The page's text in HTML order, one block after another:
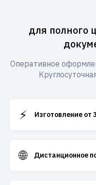
для полного
Оперативное
⚡ Изготовление от
🌐 Дистанционное